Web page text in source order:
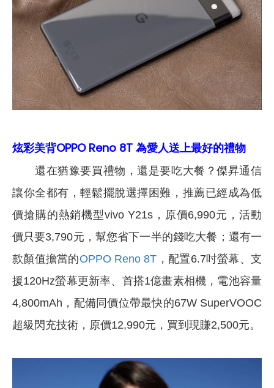
炫彩美背OPPO Reno 8T 為愛人送上最好的禮物
還在猶豫要買禮物，還是要吃大餐？傑昇通信
讓你全都有，輕鬆擺脫選擇困難，推薦已經成為低
價搶購的熱銷機型vivo Y21s，原價6,990元，活動
價只要3,790元，幫您省下一半的錢吃大餐；還有一
款顏值擔當的OPPO Reno 8T ，配置6.7吋螢幕、支
援120Hz螢幕更新率、首搭1億畫素相機，電池容量
4,800mAh，配備同價位帶最快的67W SuperVOOC
超級閃充技術，原價12,990元，買到現賺2,500元。